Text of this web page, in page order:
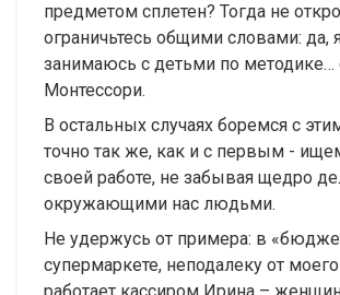
предметом сплетен? Тогда не
ограничьтесь общими словами: да,
занимаюсь с детьми по
Монтессори.
В остальных случаях боремся с
точно так же, как и с первым -
своей работе, не забывая щедро
окружающими нас людьми.
Не удержусь от примера: в
супермаркете, неподалеку от